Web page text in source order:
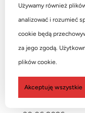
Obsługa
powinien
serwis?
Używamy również
analizować i rozumieć
cookie będą
za jego zgodą.
plików cookie.
Akceptuję wszystkie